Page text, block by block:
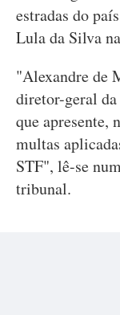
estradas do
Lula da Silva
"Alexandre de
diretor-geral
que apresente,
multas
STF", lê-se
tribunal.